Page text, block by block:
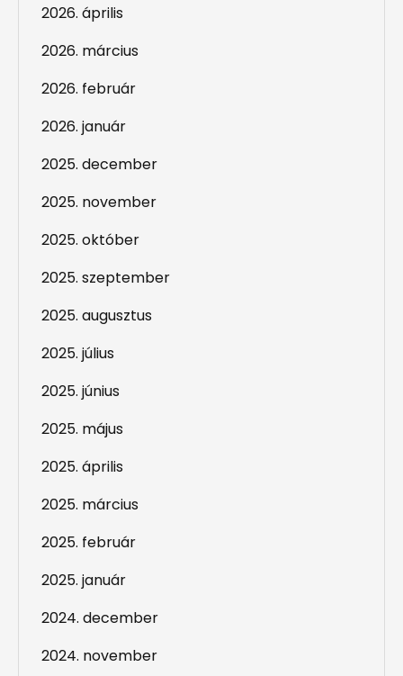
2026. április
2026. március
2026. február
2026. január
2025. december
2025. november
2025. október
2025. szeptember
2025. augusztus
2025. július
2025. június
2025. május
2025. április
2025. március
2025. február
2025. január
2024. december
2024. november